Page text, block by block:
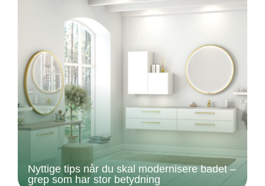
Nyttige tips når du skal modernisere badet –
grep som har stor betydning